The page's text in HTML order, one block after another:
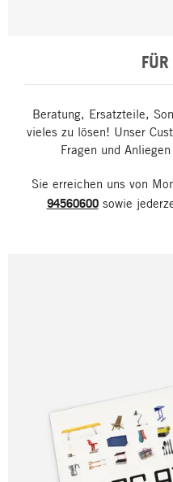
Beratung, Ersatzteile,
vieles zu lösen! Unser
Fragen und
Sie erreichen uns von
94560600sowie